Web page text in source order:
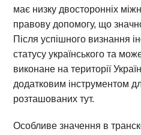
має низку двосторонніх
правову допомогу, що
Після успішного визнання
статусу українського та
виконане на території
додатковим інструментом
розташованих тут.
Особливе значення в